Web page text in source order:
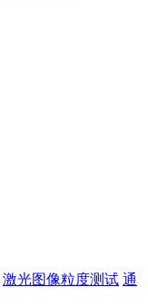
激光图像粒度测试 通